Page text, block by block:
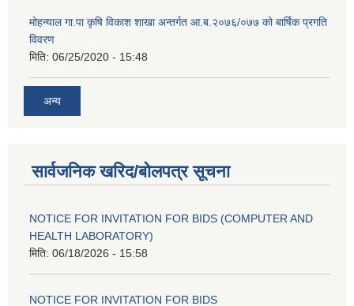
मोहन्याल गा.पा कृषि विकाश शाखा अन्तर्गत आ.ब.२०७६/०७७ को बार्षिक प्रगति
विवरण
मिति: 06/25/2020 - 15:48
अन्य
सार्वजनिक खरिद/बोलपत्र सूचना
NOTICE FOR INVITATION FOR BIDS (COMPUTER AND
HEALTH LABORATORY)
मिति: 06/18/2026 - 15:58
NOTICE FOR INVITATION FOR BIDS